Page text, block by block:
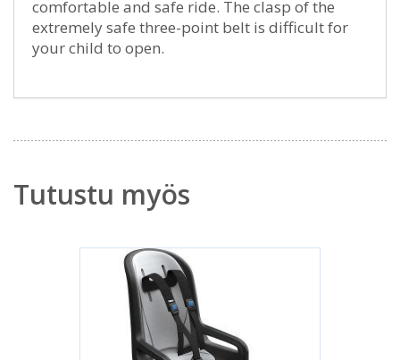
comfortable and safe ride. The clasp of the
extremely safe three-point belt is difficult for
your child to open.
Tutustu myös